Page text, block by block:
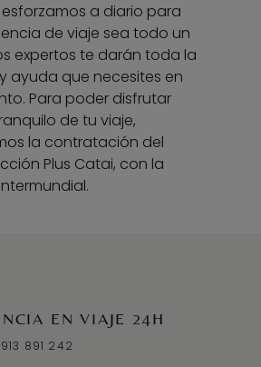
a diario para
de viaje sea todo un
expertos te darán toda la
ayuda que necesites en
Para poder disfrutar
de tu viaje,
la contratación del
Plus Catai, con la
EN VIAJE 24H
891 242